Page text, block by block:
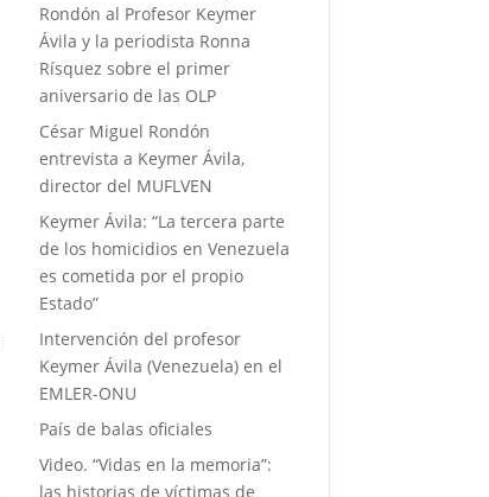
Rondón al Profesor Keymer
Ávila y la periodista Ronna
Rísquez sobre el primer
aniversario de las OLP
César Miguel Rondón
entrevista a Keymer Ávila,
director del MUFLVEN
Keymer Ávila: “La tercera parte
de los homicidios en Venezuela
es cometida por el propio
Estado”
Intervención del profesor
Keymer Ávila (Venezuela) en el
EMLER-ONU
País de balas oficiales
Video. “Vidas en la memoria”:
las historias de víctimas de